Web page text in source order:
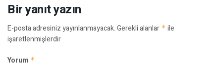
Bir yanıt yazın
E-posta adresiniz yayınlanmayacak.Gerekli alanlar * ile
işaretlenmişlerdir
Yorum *